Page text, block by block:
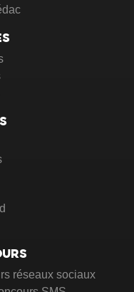
réseaux sociaux